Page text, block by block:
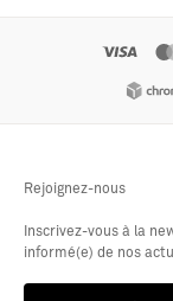
Rejoignez-nous
Inscrivez-vous à la
informé(e) de nos